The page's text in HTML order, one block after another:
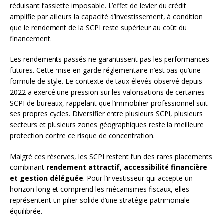
réduisant l’assiette imposable. L’effet de levier du crédit
amplifie par ailleurs la capacité d’investissement, à condition
que le rendement de la SCPI reste supérieur au coût du
financement.
Les rendements passés ne garantissent pas les performances
futures. Cette mise en garde réglementaire n’est pas qu’une
formule de style. Le contexte de taux élevés observé depuis
2022 a exercé une pression sur les valorisations de certaines
SCPI de bureaux, rappelant que l’immobilier professionnel suit
ses propres cycles. Diversifier entre plusieurs SCPI, plusieurs
secteurs et plusieurs zones géographiques reste la meilleure
protection contre ce risque de concentration.
Malgré ces réserves, les SCPI restent l’un des rares placements
combinant rendement attractif, accessibilité financière
et gestion déléguée. Pour l’investisseur qui accepte un
horizon long et comprend les mécanismes fiscaux, elles
représentent un pilier solide d’une stratégie patrimoniale
équilibrée.